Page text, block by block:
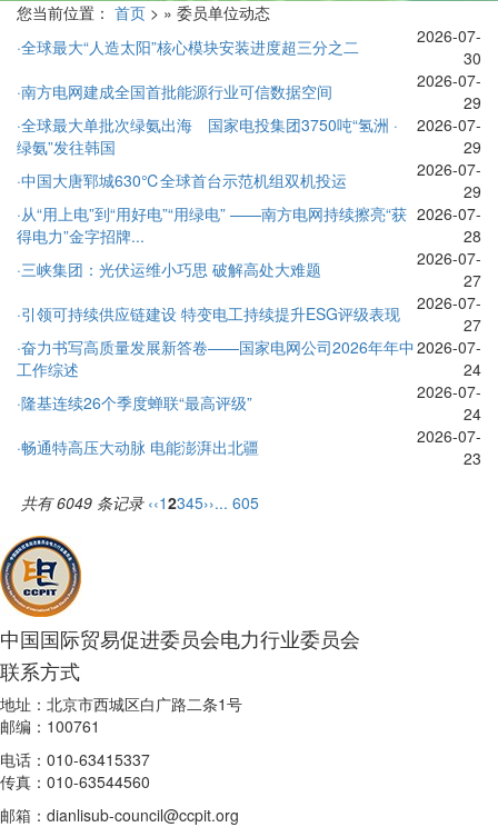
您当前位置： 首页 > » 委员单位动态
·全球最大“人造太阳”核心模块安装进度超三分之二
2026-07-
30
·南方电网建成全国首批能源行业可信数据空间
2026-07-
29
·全球最大单批次绿氨出海 国家电投集团3750吨“氢洲 ·
绿氨”发往韩国
2026-07-
29
·中国大唐郓城630℃全球首台示范机组双机投运
2026-07-
29
·从“用上电”到“用好电”“用绿电” ——南方电网持续擦亮“获
得电力”金字招牌...
2026-07-
28
·三峡集团：光伏运维小巧思 破解高处大难题
2026-07-
27
·引领可持续供应链建设 特变电工持续提升ESG评级表现
2026-07-
27
·奋力书写高质量发展新答卷——国家电网公司2026年年中
工作综述
2026-07-
24
·隆基连续26个季度蝉联“最高评级”
2026-07-
24
·畅通特高压大动脉 电能澎湃出北疆
2026-07-
23
共有 6049 条记录 ‹‹12345››... 605
中国国际贸易促进委员会电力行业委员会
联系方式
地址：北京市西城区白广路二条1号
邮编：100761
电话：010-63415337
传真：010-63544560
邮箱：dianlisub-council@ccpit.org